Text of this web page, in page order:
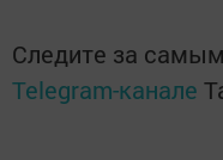
Следите за
Telegram-канале